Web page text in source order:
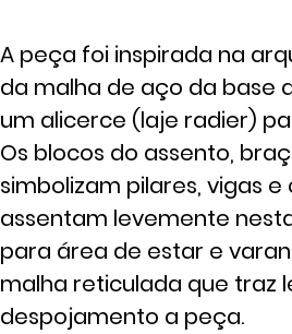
A peça foi inspirada na
da malha de aço da base
um alicerce (laje radier)
Os blocos do assento,
simbolizam pilares, vigas e
assentam levemente
para área de estar e
malha reticulada que traz
despojamento a peça.